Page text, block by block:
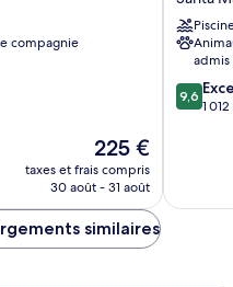
compagnie
Le
nouveau
prix
de
225 €
taxes et frais compris
30 août - 31 août
Gaia
Santa
Marinha
admis
9.6
sur
9,6
1
similaires